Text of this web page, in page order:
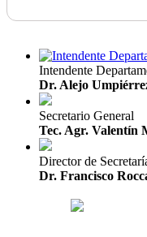
Intendente
Dr. Alejo
Secretario General
Tec. Agr. Valentín
Director de
Dr. Francisco